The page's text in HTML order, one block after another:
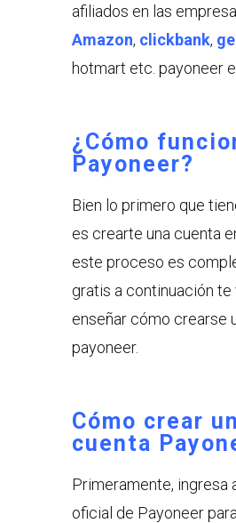
afiliados en las
Amazon, clickbank,
hotmart etc. payoneer
¿Cómo
Payoneer?
Bien lo primero que
es crearte una cuenta
este proceso es
gratis a continuación te
enseñar cómo crearse
payoneer.
Cómo crear
cuenta
Primeramente, ingresa
oficial de Payoneer